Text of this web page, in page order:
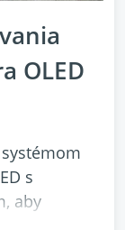
OLED
systémom
s
aby
Sledujte